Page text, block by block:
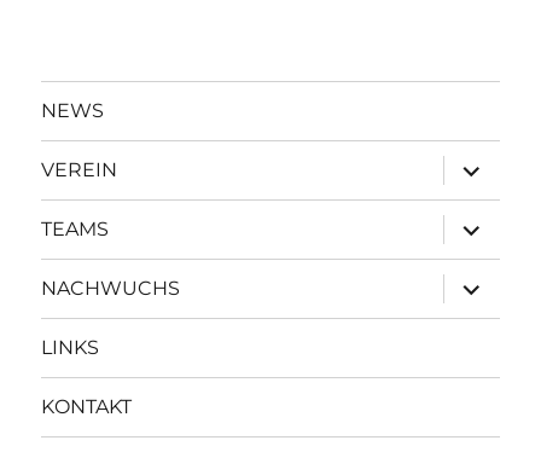
NEWS
VEREIN
öffnen
TEAMS
öffnen
NACHWUCHS
öffnen
LINKS
KONTAKT